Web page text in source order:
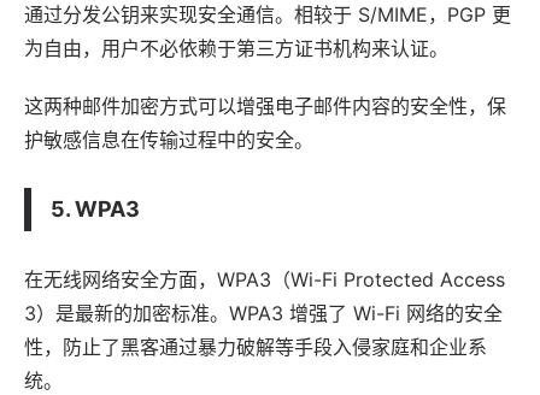
通过分发公钥来实现安全通信。相较于 S/MIME，PGP 更
为自由，用户不必依赖于第三方证书机构来认证。
这两种邮件加密方式可以增强电子邮件内容的安全性，保
护敏感信息在传输过程中的安全。
5. WPA3
在无线网络安全方面，WPA3（Wi-Fi Protected Access
3）是最新的加密标准。WPA3 增强了 Wi-Fi 网络的安全
性，防止了黑客通过暴力破解等手段入侵家庭和企业系
统。